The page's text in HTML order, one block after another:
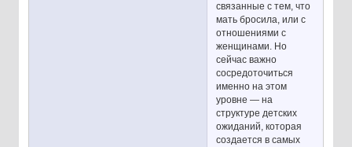
связанные с тем, что
мать бросила, или с
отношениями с
женщинами. Но
сейчас важно
сосредоточиться
именно на этом
уровне — на
структуре детских
ожиданий, которая
создается в самых